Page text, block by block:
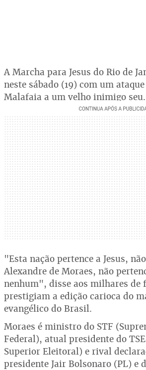
A Marcha para Jesus do Rio de
neste sábado (19) com um
Malafaia a um velho inimigo seu.
"Esta nação pertence a Jesus,
Alexandre de Moraes, não
nenhum", disse aos milhares de
prestigiam a edição carioca do
evangélico do Brasil.
Moraes é ministro do STF
Federal), atual presidente do
Superior Eleitoral) e rival
presidente Jair Bolsonaro (PL) e